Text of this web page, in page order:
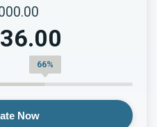
66%
Now